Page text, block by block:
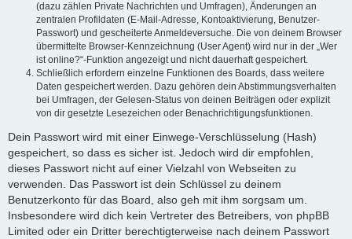
(dazu zählen Private Nachrichten und Umfragen), Änderungen an
zentralen Profildaten (E-Mail-Adresse, Kontoaktivierung, Benutzer-
Passwort) und gescheiterte Anmeldeversuche. Die von deinem Browser
übermittelte Browser-Kennzeichnung (User Agent) wird nur in der „Wer
ist online?“-Funktion angezeigt und nicht dauerhaft gespeichert.
Schließlich erfordern einzelne Funktionen des Boards, dass weitere
Daten gespeichert werden. Dazu gehören dein Abstimmungsverhalten
bei Umfragen, der Gelesen-Status von deinen Beiträgen oder explizit
von dir gesetzte Lesezeichen oder Benachrichtigungsfunktionen.
Dein Passwort wird mit einer Einwege-Verschlüsselung (Hash)
gespeichert, so dass es sicher ist. Jedoch wird dir empfohlen,
dieses Passwort nicht auf einer Vielzahl von Webseiten zu
verwenden. Das Passwort ist dein Schlüssel zu deinem
Benutzerkonto für das Board, also geh mit ihm sorgsam um.
Insbesondere wird dich kein Vertreter des Betreibers, von phpBB
Limited oder ein Dritter berechtigterweise nach deinem Passwort